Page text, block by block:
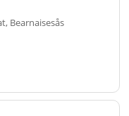
Bearnaisesås